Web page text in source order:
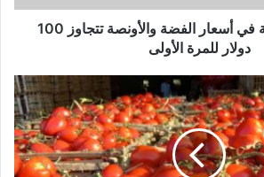
‏قفزة غير مسبوقة في أسعار الفضة والأونصة تتجاوز 100
دولار للمرة الأولى